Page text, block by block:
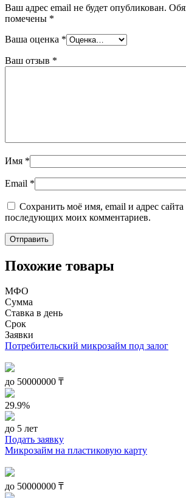
Ваш адрес email не будет опубликован.
помечены *
Ваша оценка *
Ваш отзыв *
Имя *
Email *
Сохранить моё имя, email и адрес сайта
последующих моих комментариев.
Похожие товары
МФО
Сумма
Ставка в день
Срок
Заявки
Потребительский микрозайм под залог
до 50000000 ₸
29.9%
до 5 лет
Подать заявку
Микрозайм на пластиковую карту
до 50000000 ₸